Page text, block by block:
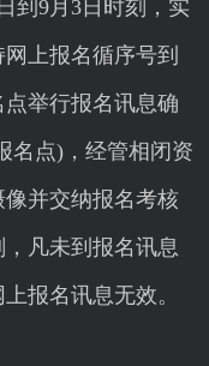
到9月3日时刻，实
上报名循序号到
举行报名讯息确
名点)，经管相闭资
像并交纳报名考核
凡未到报名讯息
报名讯息无效。